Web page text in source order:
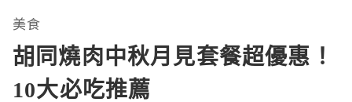
美食
胡同燒肉中秋月見套餐超優惠！
10大必吃推薦